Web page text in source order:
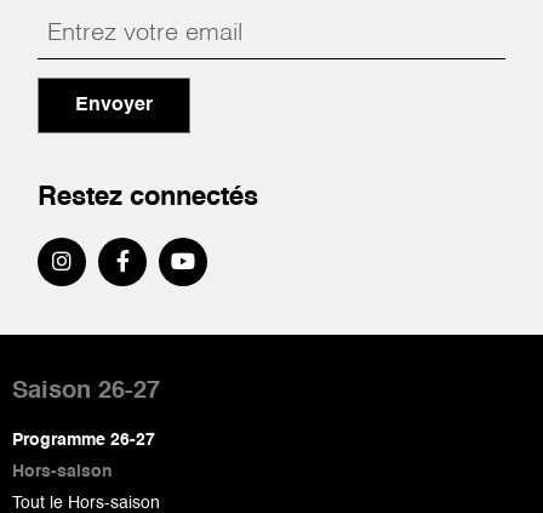
Envoyer
Restez connectés
de
page
Saison 26-27
Programme 26-27
Hors-saison
Tout le Hors-saison